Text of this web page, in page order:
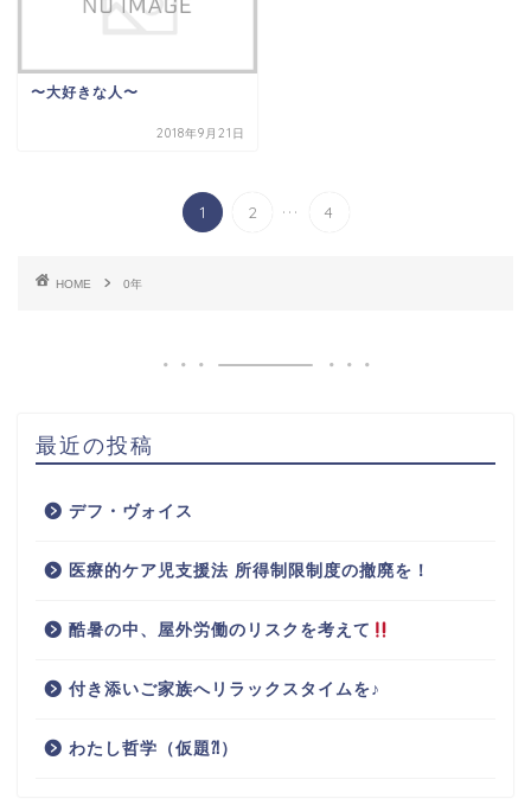
〜大好きな人〜
2018年9月21日
1 2 ... 4
HOME 0年
最近の投稿
デフ・ヴォイス
医療的ケア児支援法 所得制限制度の撤廃を！
酷暑の中、屋外労働のリスクを考えて
付き添いご家族へリラックスタイムを♪
わたし哲学（仮題⁈）